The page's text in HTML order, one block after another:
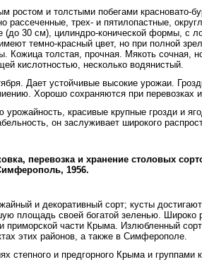
ростом и толстыми побегами красновато-
рассеченные, трех- и пятилопастные,
(до 30 см), цилиндро-конической формы, с
темно-красный цвет, но при полной
Кожица толстая, прочная. Мякоть сочная,
кислотностью, несколько водянистый.
Дает устойчивые высокие урожаи.
Хорошо сохраняются при перевозках
урожайность, красивые крупные грозди и
он заслуживает широкого
перевозка и хранение столовых
1956.
и декоративный сорт; кусты
площадь своей богатой зеленью. Широко
приморской части Крыма. Излюбленный
этих районов, а также в Симферополе.
степного и предгорного Крыма и